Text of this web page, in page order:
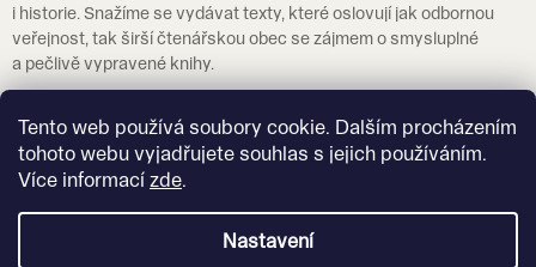
Tento web používá soubory cookie. Dalším procházením
tohoto webu vyjadřujete souhlas s jejich používáním.
Více informací zde.
Nastavení
i historie. Snažíme se vydávat texty, které oslovují jak odbornou
veřejnost, tak širší čtenářskou obec se zájmem o smysluplné
a pečlivě vypravené knihy.
prosím eshop.czechstepbystep.cz.
Více o nakladatelství Akropolis